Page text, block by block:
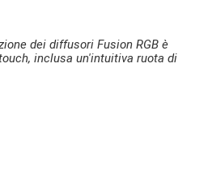
dei diffusori Fusion RGB è
inclusa un'intuitiva ruota di